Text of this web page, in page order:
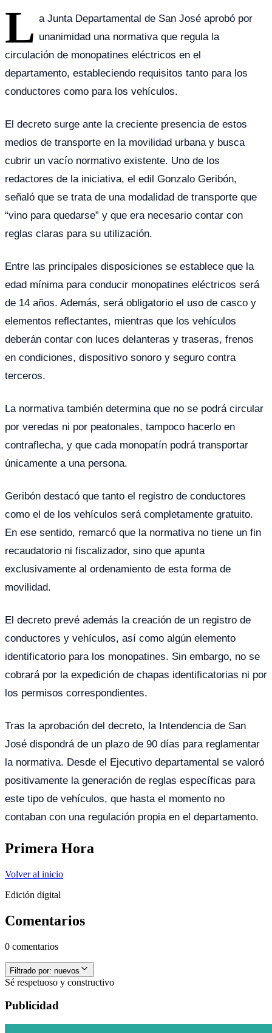
L a Junta Departamental de San José aprobó por
unanimidad una normativa que regula la
circulación de monopatines eléctricos en el
departamento, estableciendo requisitos tanto para los
conductores como para los vehículos.
El decreto surge ante la creciente presencia de estos
medios de transporte en la movilidad urbana y busca
cubrir un vacío normativo existente. Uno de los
redactores de la iniciativa, el edil Gonzalo Geribón,
señaló que se trata de una modalidad de transporte que
“vino para quedarse” y que era necesario contar con
reglas claras para su utilización.
Entre las principales disposiciones se establece que la
edad mínima para conducir monopatines eléctricos será
de 14 años. Además, será obligatorio el uso de casco y
elementos reflectantes, mientras que los vehículos
deberán contar con luces delanteras y traseras, frenos
en condiciones, dispositivo sonoro y seguro contra
terceros.
La normativa también determina que no se podrá circular
por veredas ni por peatonales, tampoco hacerlo en
contraflecha, y que cada monopatín podrá transportar
únicamente a una persona.
Geribón destacó que tanto el registro de conductores
como el de los vehículos será completamente gratuito.
En ese sentido, remarcó que la normativa no tiene un fin
recaudatorio ni fiscalizador, sino que apunta
exclusivamente al ordenamiento de esta forma de
movilidad.
El decreto prevé además la creación de un registro de
conductores y vehículos, así como algún elemento
identificatorio para los monopatines. Sin embargo, no se
cobrará por la expedición de chapas identificatorias ni por
los permisos correspondientes.
Tras la aprobación del decreto, la Intendencia de San
José dispondrá de un plazo de 90 días para reglamentar
la normativa. Desde el Ejecutivo departamental se valoró
positivamente la generación de reglas específicas para
este tipo de vehículos, que hasta el momento no
contaban con una regulación propia en el departamento.
Primera Hora
Volver al inicio
Edición digital
Comentarios
0 comentarios
Filtrado por: nuevos
Sé respetuoso y constructivo
Publicidad